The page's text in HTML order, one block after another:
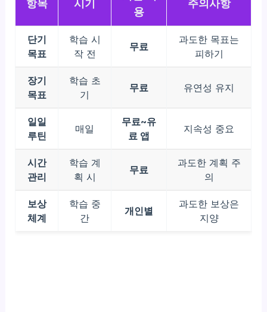
항목 시기
용
주의사항
단기
목표
학습 시
작 전
무료
과도한 목표는
피하기
장기
목표
학습 초
기
무료 유연성 유지
일일
루틴
매일
무료~유
료 앱
지속성 중요
시간
관리
학습 계
획 시
무료
과도한 계획 주
의
보상
체계
학습 중
간
개인별
과도한 보상은
지양